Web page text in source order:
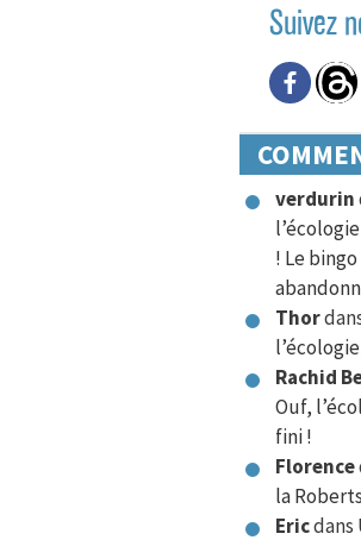
Suivez
verdurin
! Le
Thor
Rachid
Ouf,
fini !
Florence
la
Ericdans